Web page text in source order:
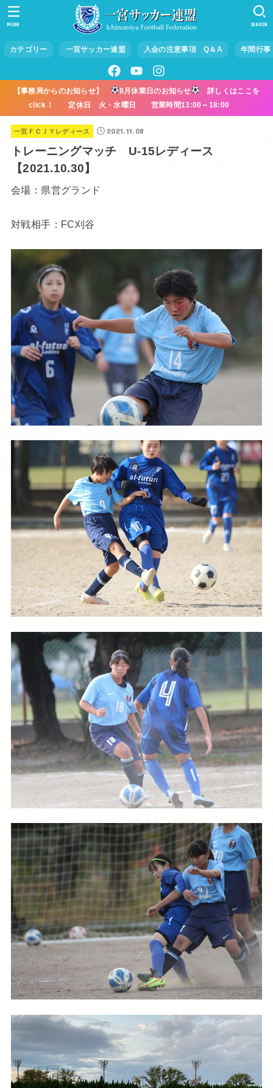
カテゴリー 一宮サッカー連盟 入会の注意事項 Q＆A 年間行事
SEARCH
MENU
【事務局からのお知らせ】 8月休業日のお知らせ
詳しくはここを
click！ 定休日 火・水曜日 営業時間13:00～18:00
一宮ＦＣＪＹレディース 2021.11.08
トレーニングマッチ U-15レディース
【2021.10.30】
会場：県営グランド
対戦相手：FC刈谷